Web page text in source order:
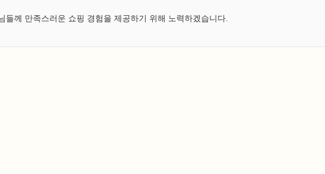
께 만족스러운 쇼핑 경험을 제공하기 위해 노력하겠습니다.